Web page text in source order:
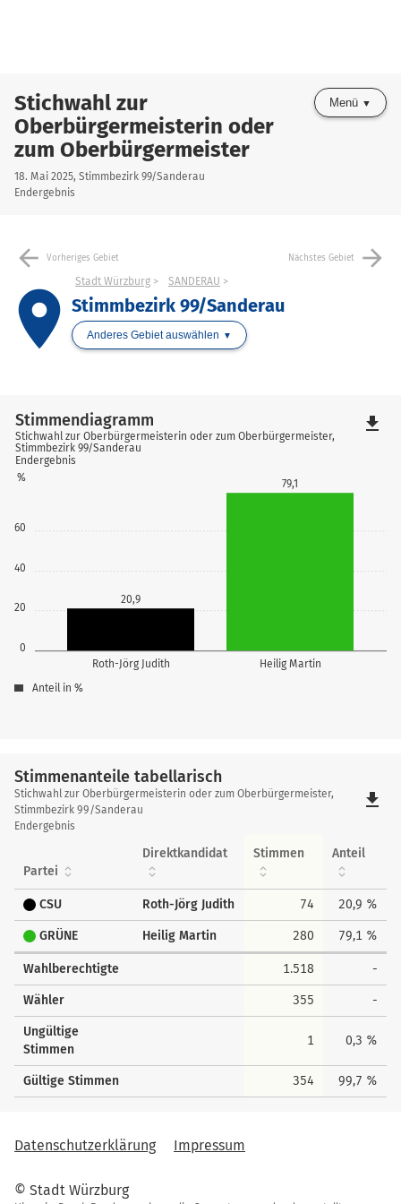
Stichwahl zur
Oberbürgermeisterin oder
zum Oberbürgermeister
18. Mai 2025, Stimmbezirk 99/Sanderau
Endergebnis
Menü
arrow_back Vorheriges Gebiet Nächstes Gebiet arrow_forward
place
Stadt Würzburg SANDERAU
Stimmbezirk 99/Sanderau
Anderes Gebiet auswählen
0
20
40
60
%
Roth-Jörg Judith Heilig Martin
20,9
79,1
Stimmendiagramm
Stichwahl zur Oberbürgermeisterin oder zum Oberbürgermeister,
Stimmbezirk 99/Sanderau
Endergebnis
Anteil in %
file_download
Stimmenanteile tabellarisch
Stimmenanteile
tabellarisch
Stichwahl zur Oberbürgermeisterin oder zum Oberbürgermeister,
Stimmbezirk 99/Sanderau
Endergebnis
file_download
Partei
Direktkandidat Stimmen Anteil
CSU Roth-Jörg Judith 74 20,9 %
GRÜNE Heilig Martin 280 79,1 %
Wahlberechtigte 1.518 -
Wähler 355 -
Ungültige
Stimmen
1 0,3 %
Gültige Stimmen 354 99,7 %
Datenschutzerklärung Impressum
© Stadt Würzburg